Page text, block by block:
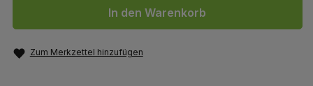
In den Warenkorb
Zum Merkzettel hinzufügen